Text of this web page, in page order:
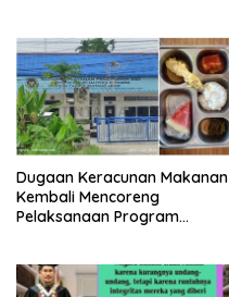
Dugaan Keracunan Makanan
Kembali Mencoreng
Pelaksanaan Program
Bersama Kota Dumai